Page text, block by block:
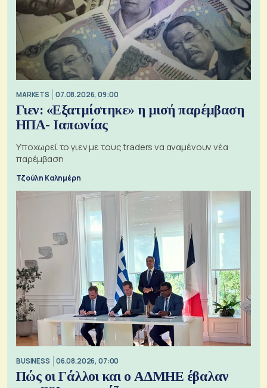
MARKETS 07.08.2026, 09:00
Γιεν: «Εξατμίστηκε» η μισή παρέμβαση
ΗΠΑ- Ιαπωνίας
Υποχωρεί το γιεν με τους traders να αναμένουν νέα
παρέμβαση
Τζούλη Καλημέρη
BUSINESS 06.08.2026, 07:00
Πώς οι Γάλλοι και ο ΑΔΜΗΕ έβαλαν